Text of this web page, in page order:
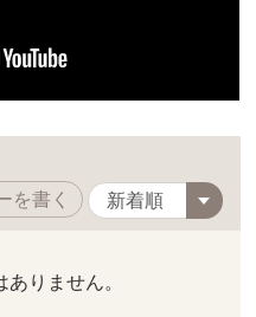
を書く
りません。